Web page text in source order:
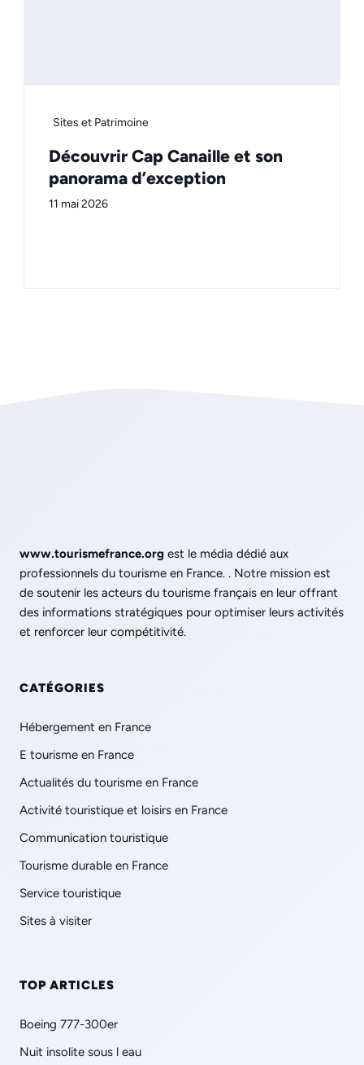
Sites et Patrimoine
Découvrir Cap Canaille et son
panorama d’exception
11 mai 2026
www.tourismefrance.org est le média dédié aux
professionnels du tourisme en France. . Notre mission est
de soutenir les acteurs du tourisme français en leur offrant
des informations stratégiques pour optimiser leurs activités
et renforcer leur compétitivité.
CATÉGORIES
Hébergement en France
E tourisme en France
Actualités du tourisme en France
Activité touristique et loisirs en France
Communication touristique
Tourisme durable en France
Service touristique
Sites à visiter
TOP ARTICLES
Boeing 777-300er
Nuit insolite sous l eau